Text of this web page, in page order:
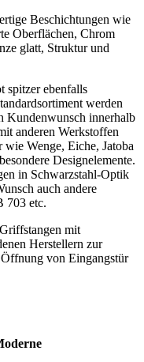
Beschichtungen wie
Oberflächen, Chrom
glatt, Struktur und
spitzer ebenfalls
werden
Kundenwunsch innerhalb
anderen Werkstoffen
Wenge, Eiche, Jatoba
Designelemente.
in Schwarzstahl-Optik
auch andere
703 etc.
mit
Herstellern zur
von Eingangstür